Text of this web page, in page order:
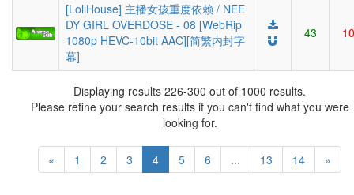
[LoliHouse] 主播女孩重度依赖 / NEE
DY GIRL OVERDOSE - 08 [WebRip
1080p HEVC-10bit AAC][简繁内封字
幕]
43 10
Displaying results 226-300 out of 1000 results.
Please refine your search results if you can't find what you were
looking for.
« 1 2 3 4 5 6 ... 13 14 »